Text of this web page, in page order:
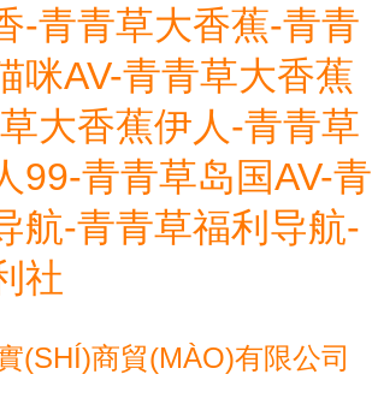
-青青草大香蕉-青青
咪AV-青青草大香蕉
大香蕉伊人-青青草
99-青青草岛国AV-青
航-青青草福利导航-
社
(SHÍ)商貿(MÀO)有限公司